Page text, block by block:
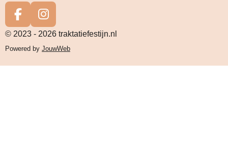
t
s
A
F
a
b
I
n
s
a
© 2023 - 2026 traktatiefestijn.nl
Powered by JouwWeb